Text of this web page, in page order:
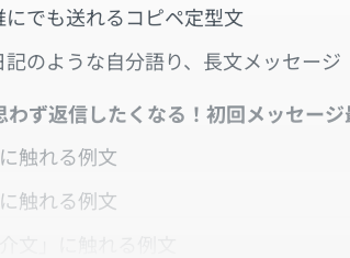
でも送れるコピペ定型文
のような自分語り、長文メッセージ
わず返信したくなる！初回メッセー
触れる例文
触れる例文